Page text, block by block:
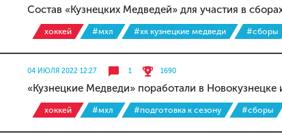
Состав «Кузнецких Медведей» для участия в
хоккей #мхл #хк кузнецкие медведи #сборы
04 ИЮЛЯ 2022 12:27 1 1690
«Кузнецкие Медведи» поработали в Новокузнецке
хоккей #мхл #подготовка к сезону #сборы